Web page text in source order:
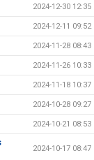
2024-12-30 12:35
2024-12-11 09:52
2024-11-28 08:43
2024-11-26 10:33
2024-11-18 10:37
2024-10-28 09:27
2024-10-21 08:53
2024-10-17 08:47